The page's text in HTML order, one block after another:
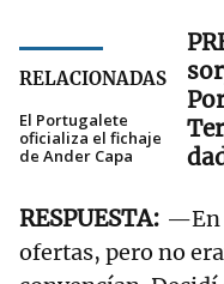
RELACIONADAS
El Portugalete
oficializa el fichaje
de Ander Capa
—En
ofertas, pero no